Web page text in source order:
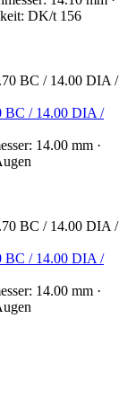
DK/t 156
BC / 14.00 DIA /
14.00 mm ·
BC / 14.00 DIA /
14.00 mm ·